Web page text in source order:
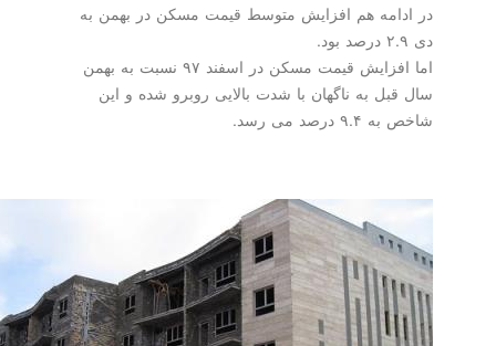
هم افزایش متوسط قیمت مسكن در بهمن به
اما افزایش قیمت مسكن در اسفند ۹۷ نسبت به بهمن
به ناگهان با شدت بالایی روبرو شده و این